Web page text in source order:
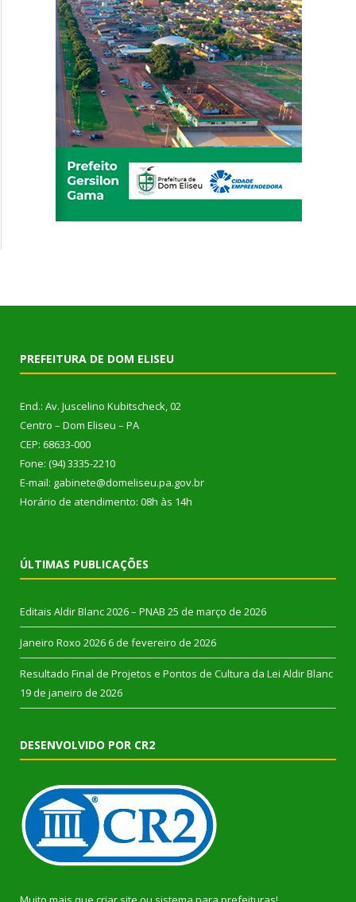
PREFEITURA DE DOM ELISEU
End.: Av. Juscelino Kubitscheck, 02
Centro – Dom Eliseu – PA
CEP: 68633-000
Fone: (94) 3335-2210
E-mail: gabinete@domeliseu.pa.gov.br
Horário de atendimento: 08h às 14h
ÚLTIMAS PUBLICAÇÕES
Editais Aldir Blanc 2026 – PNAB 25 de março de 2026
Janeiro Roxo 2026 6 de fevereiro de 2026
Resultado Final de Projetos e Pontos de Cultura da Lei Aldir Blanc
19 de janeiro de 2026
DESENVOLVIDO POR CR2